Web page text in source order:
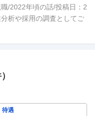
/2022年頃の話/投稿日：2
析や採用の調査としてご
待遇